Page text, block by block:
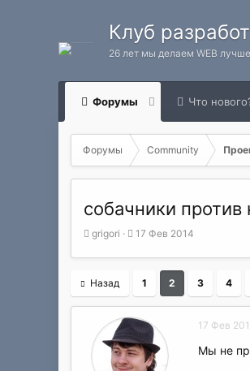
Клуб
26 лет мы делаем WEB
Форумы Что
Форумы Community
собачники против
А
т
о
т
м
ы
grigori
Д
т
а
ч
а
л
а
17 Фев 2014
Назад 1 2 3 4
17 Фев
Мы не